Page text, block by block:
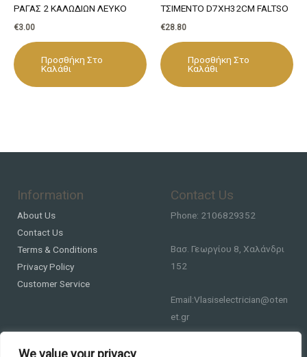
We value your privacy
ΡΑΓΑΣ 2 ΚΑΛΩΔΙΩΝ ΛΕΥΚΟ
€3.00
Προσθήκη Στο
Καλάθι
ΤΣΙΜΕΝΤΟ D7XH32CM FALTSO
€28.80
Προσθήκη Στο
Καλάθι
Information
About Us
Contact Us
Terms & Conditions
Privacy Policy
Customer Service
Contact Us
Phone: 2106829352
Βασ. Γεωργίου 8, Χαλάνδρι
152
Email:Vlasiselectrician@oten
et.gr